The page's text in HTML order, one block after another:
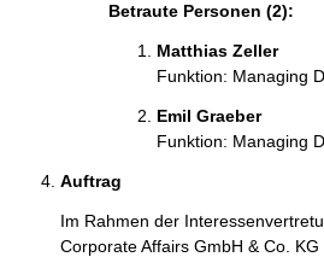
Betraute Personen (2):
Matthias Zeller
Funktion: Managing
Emil Graeber
Funktion: Managing
Auftrag
Im Rahmen der
Corporate Affairs GmbH & Co.